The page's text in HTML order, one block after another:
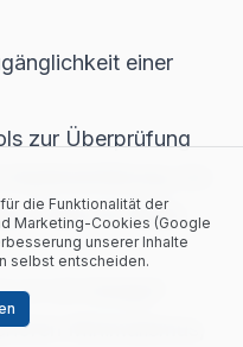
einer
zur Überprüfung
von
Texte für Bilder
UI UX Design?
Minimalismus,
die Funktionalität der
Marketing-Cookies (Google
unserer Inhalte
selbst entscheiden.